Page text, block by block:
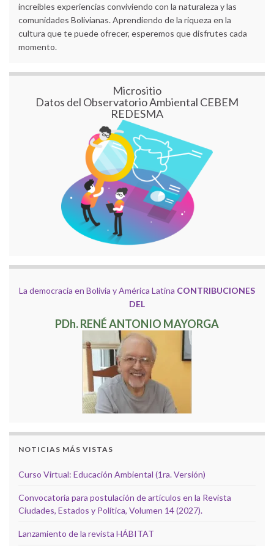
increíbles experiencias conviviendo con la naturaleza y las
comunidades Bolivianas. Aprendiendo de la riqueza en la
cultura que te puede ofrecer, esperemos que disfrutes cada
momento.
Micrositio
Datos del Observatorio Ambiental CEBEM
REDESMA
La democracia en Bolivia y América Latina CONTRIBUCIONES
DEL
PDh. RENÉ ANTONIO MAYORGA
NOTICIAS MÁS VISTAS
Curso Virtual: Educación Ambiental (1ra. Versión)
Convocatoria para postulación de artículos en la Revista
Ciudades, Estados y Política, Volumen 14 (2027).
Lanzamiento de la revista HÁBITAT